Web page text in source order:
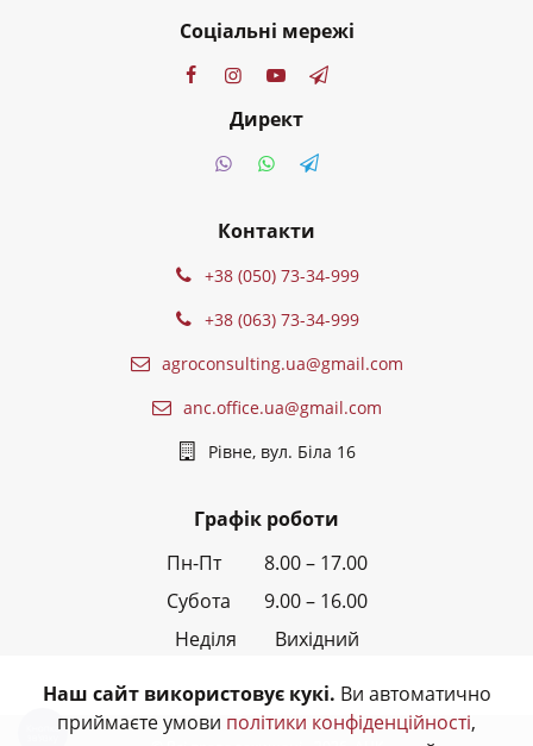
Соціальні мережі
Директ
Контакти
+38 (050) 73-34-999
+38 (063) 73-34-999
agroconsulting.ua@gmail.com
anc.office.ua@gmail.com
Рівне, вул. Біла 16
Графік роботи
Пн-Пт 8.00 – 17.00
Субота 9.00 – 16.00
Неділя Вихідний
Кнопка
Наш сайт використовує кукі. Ви автоматично
приймаєте умови політики конфіденційності,